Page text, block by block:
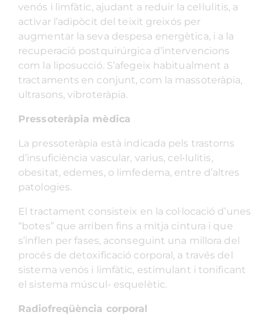
venós i limfàtic, ajudant a reduir la cel·lulitis, a
activar l’adipòcit del teixit greixós per
augmentar la seva despesa energètica, i a la
recuperació postquirúrgica d’intervencions
com la liposucció. S’afegeix habitualment a
tractaments en conjunt, com la massoteràpia,
ultrasons, vibroteràpia.
Pressoteràpia mèdica
La pressoteràpia està indicada pels trastorns
d’insuficiència vascular, varius, cel•lulitis,
obesitat, edemes, o limfedema, entre d’altres
patologies.
El tractament consisteix en la col·locació d’unes
“botes” que arriben fins a mitja cintura i que
s’inflen per fases, aconseguint una millora del
procés de detoxificació corporal, a través del
sistema venós i limfàtic, estimulant i tonificant
el sistema múscul- esquelètic.
Radiofreqüència corporal